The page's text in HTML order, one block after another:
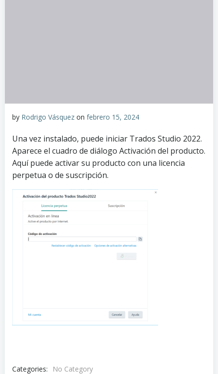
by Rodrigo Vásquez on febrero 15, 2024
Una vez instalado, puede iniciar Trados Studio 2022.
Aparece el cuadro de diálogo Activación del producto.
Aquí puede activar su producto con una licencia
perpetua o de suscripción.
Categories:
No Category